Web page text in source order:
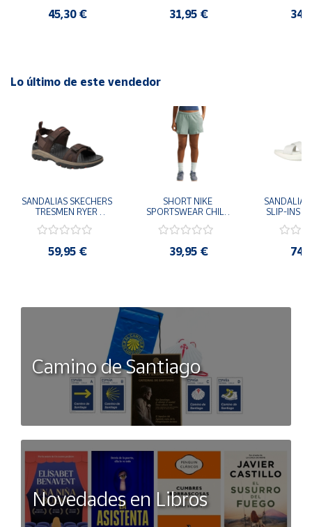
45,30 € 31,95 €
Lo último de este vendedor
SANDALIAS SKECHERS
TRESMEN RYER
205112-CHOC
COMODAS
59,95 €
SHORT NIKE
SPORTSWEAR CHILL
006 PANTALONES
39,95 €
SANDALIAS
SLIP-INS
Camino de Santiago
Novedades en Libros